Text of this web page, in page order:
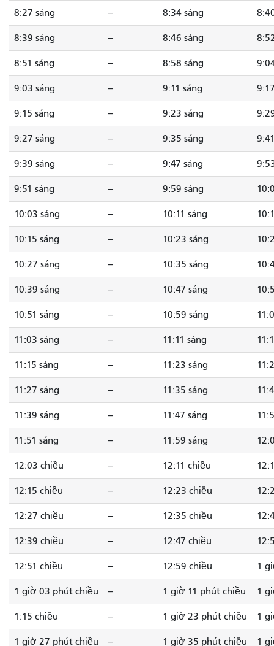
8:27 sáng -- 8:34 sáng
8:39 sáng -- 8:46 sáng
8:51 sáng -- 8:58 sáng
9:03 sáng -- 9:11 sáng
9:15 sáng -- 9:23 sáng
9:27 sáng -- 9:35 sáng
9:39 sáng -- 9:47 sáng
9:51 sáng -- 9:59 sáng
10:03 sáng -- 10:11 sáng
10:15 sáng -- 10:23 sáng
10:27 sáng -- 10:35 sáng
10:39 sáng -- 10:47 sáng
10:51 sáng -- 10:59 sáng
11:03 sáng -- 11:11 sáng
11:15 sáng -- 11:23 sáng
11:27 sáng -- 11:35 sáng
11:39 sáng -- 11:47 sáng
11:51 sáng -- 11:59 sáng
12:03 chiều -- 12:11 chiều
12:15 chiều -- 12:23 chiều
12:27 chiều -- 12:35 chiều
12:39 chiều -- 12:47 chiều
12:51 chiều -- 12:59 chiều 1
1 giờ 03 phút chiều -- 1 giờ 11 phút chiều 1
1:15 chiều -- 1 giờ 23 phút chiều 1
1 giờ 27 phút chiều -- 1 giờ 35 phút chiều 1